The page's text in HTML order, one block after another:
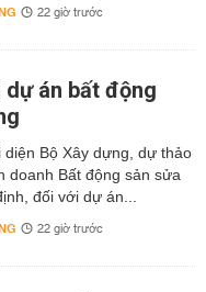
22 giờ trước
án bất động
diện Bộ Xây dựng, dự thảo
doanh Bất động sản sửa
đối với dự án...
22 giờ trước